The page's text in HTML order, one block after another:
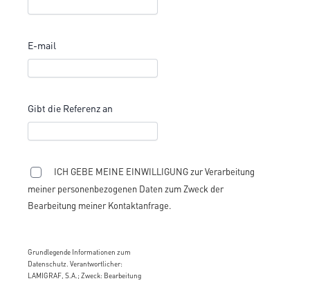
E-mail
Gibt die Referenz an
ICH GEBE MEINE EINWILLIGUNG zur Verarbeitung
meiner personenbezogenen Daten zum Zweck der
Bearbeitung meiner Kontaktanfrage.
Grundlegende Informationen zum
Datenschutz. Verantwortlicher:
LAMIGRAF, S.A.; Zweck: Bearbeitung